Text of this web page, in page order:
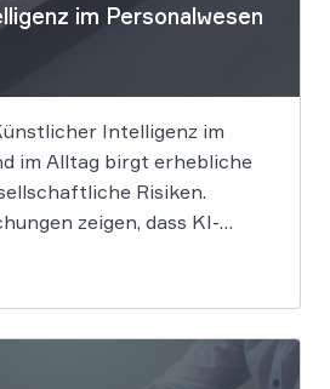
im Personalwesen
Intelligenz im
im Alltag birgt erhebliche
Risiken.
zeigen, dass KI-
systematisch rassistisch
zu geringeren
raten. Diese digitalen
vor massive